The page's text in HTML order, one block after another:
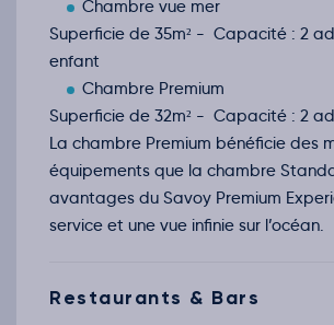
déc.
Lun.
14
déc.
/pers
Mar.
15
déc.
1084€ /pers
Mer.
16
déc.
1156€ /pers
Janvier 2027
Lun.
04
1056€/pers
Chambre vue mer
Superficie de 35m² - Capacité : 2
enfant
Chambre Premium
Superficie de 32m² - Capacité : 2
La chambre Premium bénéficie des
équipements que la chambre
avantages du Savoy Premium
service et une vue infinie sur l’océan.
Restaurants & Bars